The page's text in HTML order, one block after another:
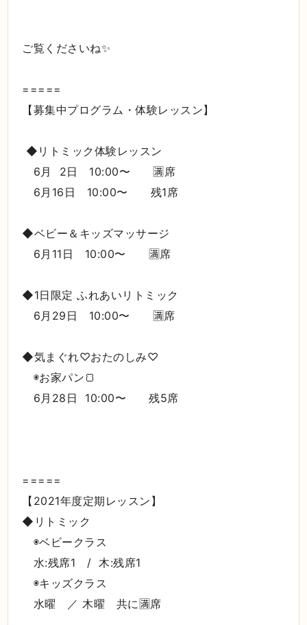
ご覧くださいね✨
=====
【募集中プログラム・体験レッスン】
◆リトミック体験レッスン
6月 2日 10:00〜 🈵席
6月16日 10:00〜 残1席
◆ベビー＆キッズマッサージ
6月11日 10:00〜 🈵席
◆1日限定 ふれあいリトミック
6月29日 10:00〜 🈵席
◆気まぐれ♡おたのしみ♡
◉お家パン🍞
6月28日 10:00〜 残5席
=====
【2021年度定期レッスン】
◆リトミック
◉ベビークラス
水:残席1 / 木:残席1
◉キッズクラス
水曜 ／ 木曜 共に🈵席